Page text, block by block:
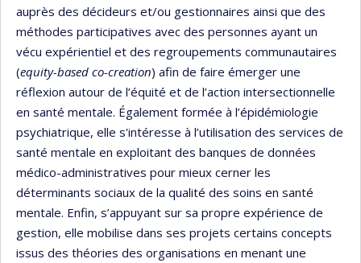
auprès des décideurs et/ou gestionnaires ainsi que des
méthodes participatives avec des personnes ayant un
vécu expérientiel et des regroupements communautaires
(equity-based co-creation) afin de faire émerger une
réflexion autour de l’équité et de l’action intersectionnelle
en santé mentale. Également formée à l’épidémiologie
psychiatrique, elle s'intéresse à l’utilisation des services de
santé mentale en exploitant des banques de données
médico-administratives pour mieux cerner les
déterminants sociaux de la qualité des soins en santé
mentale. Enfin, s’appuyant sur sa propre expérience de
gestion, elle mobilise dans ses projets certains concepts
issus des théories des organisations en menant une